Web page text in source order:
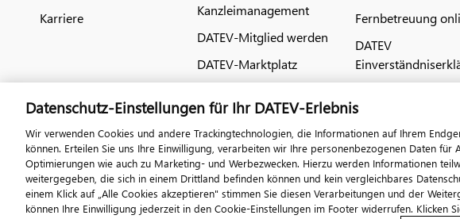
Karriere
Kanzleimanagement
DATEV-Mitglied werden
DATEV-Marktplatz
Fernbetreuung
DATEV
© 2026 DATEV eG Impressum
Datenschutz-Einstellungen für Ihr DATEV-Erlebnis
Wir verwenden Cookies und andere Trackingtechnologien, die Informationen auf Ihrem
können. Erteilen Sie uns Ihre Einwilligung, verarbeiten wir Ihre personenbezogenen Daten für
Optimierungen wie auch zu Marketing- und Werbezwecken. Hierzu werden Informationen
weitergegeben, die sich in einem Drittland befinden können und kein vergleichbares
einem Klick auf „Alle Cookies akzeptieren" stimmen Sie diesen Verarbeitungen und der
können Ihre Einwilligung jederzeit in den Cookie-Einstellungen im Footer widerrufen. Klicken